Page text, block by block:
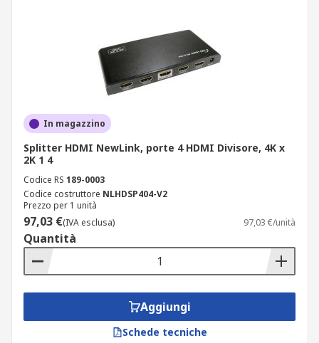
In magazzino
Splitter HDMI NewLink, porte 4 HDMI Divisore, 4K x
2K 1 4
Codice RS 189-0003
Codice costruttore NLHDSP404-V2
Prezzo per 1 unità
97,03 €(IVA esclusa) 97,03 €/unità
Quantità
Aggiungi
Schede tecniche